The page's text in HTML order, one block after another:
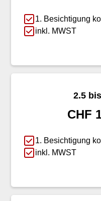
1. Besichtigung
inkl. MWST
2.5
CHF
1. Besichtigung
inkl. MWST